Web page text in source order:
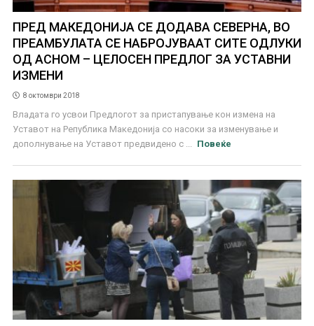
ПРЕД МАКЕДОНИЈА СЕ ДОДАВА СЕВЕРНА, ВО
ПРЕАМБУЛАТА СЕ НАБРОЈУВААТ СИТЕ ОДЛУКИ
ОД АСНОМ – ЦЕЛОСЕН ПРЕДЛОГ ЗА УСТАВНИ
ИЗМЕНИ
8 октомври 2018
Владата го усвои Предлогот за пристапување кон измена на
Уставот на Република Македонија со насоки за изменување и
дополнување на Уставот предвидено с ...
Повеќе